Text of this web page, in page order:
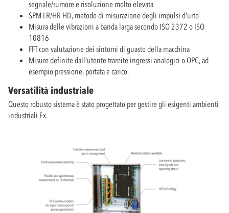
segnale/rumore e risoluzione molto elevata
SPM LR/HR HD, metodo di misurazione degli impulsi d'urto
Misura delle vibrazioni a banda larga secondo ISO 2372 o ISO
10816
FFT con valutazione dei sintomi di guasto della macchina
Misure definite dall'utente tramite ingressi analogici o OPC, ad
esempio pressione, portata e carico.
Versatilità industriale
Questo robusto sistema è stato progettato per gestire gli esigenti ambienti
industriali Ex.